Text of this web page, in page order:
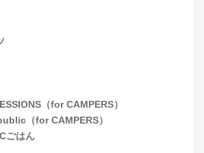
（for CAMPERS）
（for CAMPERS）
ごはん